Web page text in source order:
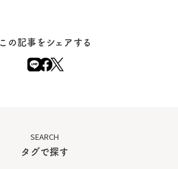
この記事をシェアする
SEARCH
タグで探す